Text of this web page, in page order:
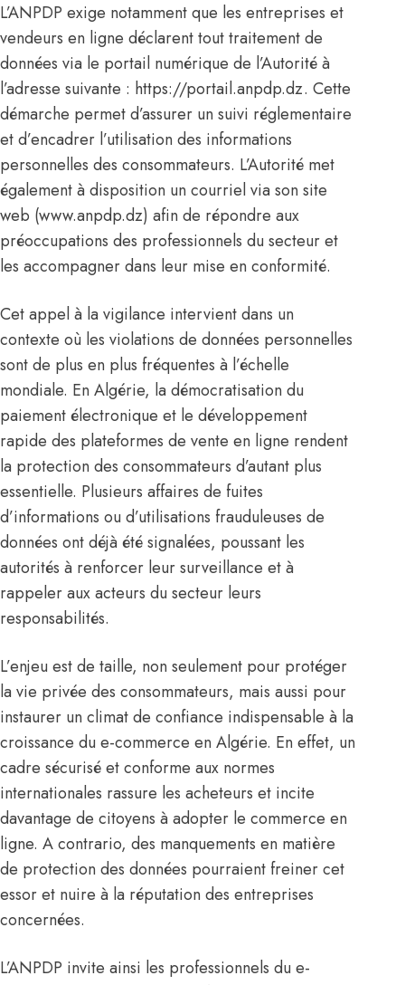
L’ANPDP exige notamment que les entreprises et
vendeurs en ligne déclarent tout traitement de
données via le portail numérique de l’Autorité à
l’adresse suivante : https://portail.anpdp.dz. Cette
démarche permet d’assurer un suivi réglementaire
et d’encadrer l’utilisation des informations
personnelles des consommateurs. L’Autorité met
également à disposition un courriel via son site
web (www.anpdp.dz) afin de répondre aux
préoccupations des professionnels du secteur et
les accompagner dans leur mise en conformité.
Cet appel à la vigilance intervient dans un
contexte où les violations de données personnelles
sont de plus en plus fréquentes à l’échelle
mondiale. En Algérie, la démocratisation du
paiement électronique et le développement
rapide des plateformes de vente en ligne rendent
la protection des consommateurs d’autant plus
essentielle. Plusieurs affaires de fuites
d’informations ou d’utilisations frauduleuses de
données ont déjà été signalées, poussant les
autorités à renforcer leur surveillance et à
rappeler aux acteurs du secteur leurs
responsabilités.
L’enjeu est de taille, non seulement pour protéger
la vie privée des consommateurs, mais aussi pour
instaurer un climat de confiance indispensable à la
croissance du e-commerce en Algérie. En effet, un
cadre sécurisé et conforme aux normes
internationales rassure les acheteurs et incite
davantage de citoyens à adopter le commerce en
ligne. A contrario, des manquements en matière
de protection des données pourraient freiner cet
essor et nuire à la réputation des entreprises
concernées.
L’ANPDP invite ainsi les professionnels du e-